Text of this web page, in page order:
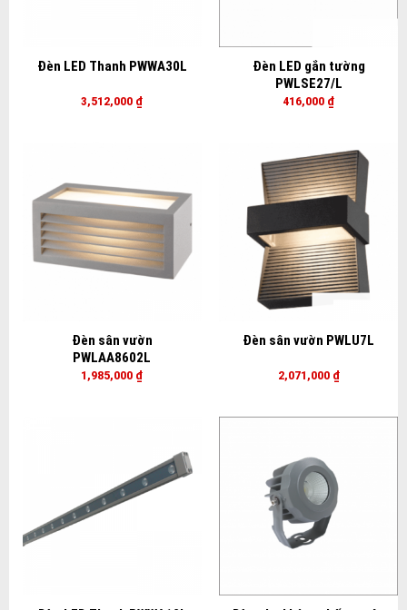
Đèn LED Thanh PWWA30L
3,512,000 ₫
Đèn LED gắn tường
PWLSE27/L
416,000 ₫
Đèn sân vườn
PWLAA8602L
1,985,000 ₫
Đèn sân vườn PWLU7L
2,071,000 ₫